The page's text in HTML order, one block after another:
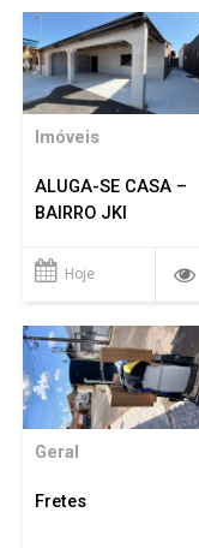
Imóveis
ALUGA-SE CASA –
BAIRRO JKI
Hoje
Geral
Fretes